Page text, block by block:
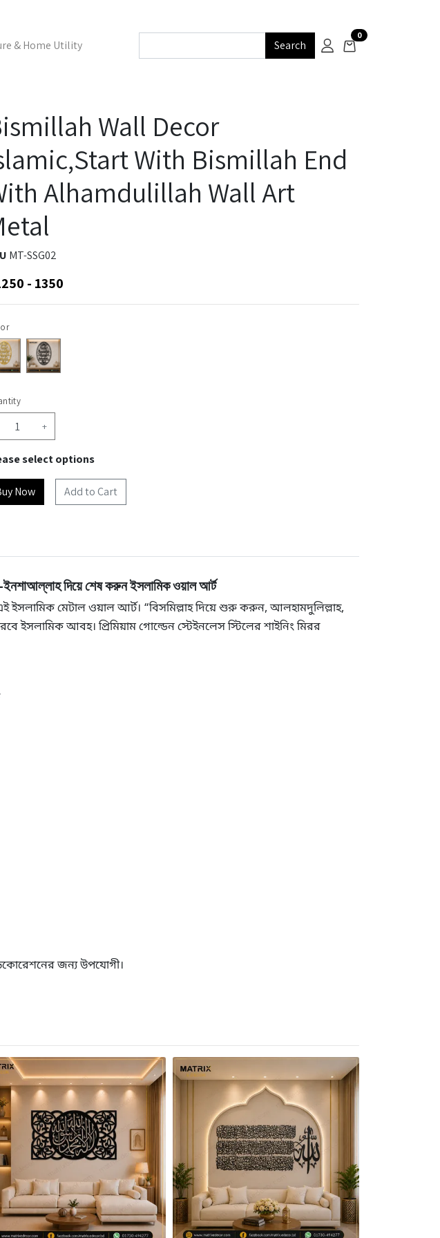
& Home Utility Search
0
Wall Decor
With Bismillah End
Alhamdulillah Wall Art
MT-SSG02
- 1350
+
select options
Add to Cart
দিয়ে শেষ করুন ইসলামিক ওয়াল আর্ট
ইসলামিক মেটাল ওয়াল আর্ট। “বিসমিল্লাহ দিয়ে শুরু করুন, আলহামদুলিল্লাহ,
ইসলামিক আবহ। প্রিমিয়াম গোল্ডেন স্টেইনলেস স্টিলের শাইনিং মিরর
জন্য উপযোগী।